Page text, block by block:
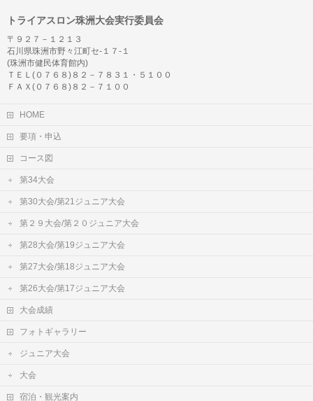
トライアスロン珠洲大会実行委員会
〒９２７－１２１３
石川県珠洲市野々江町セ-１７-１
(珠洲市健民体育館内)
ＴＥＬ(０７６８)８２－７８３１・５１００
ＦＡＸ(０７６８)８２－７１００
HOME
要項・申込
コース図
第34大会
第30大会/第21ジュニア大会
第２９大会/第２０ジュニア大会
第28大会/第19ジュニア大会
第27大会/第18ジュニア大会
第26大会/第17ジュニア大会
大会成績
フォトギャラリー
ジュニア大会
大会
宿泊・観光案内